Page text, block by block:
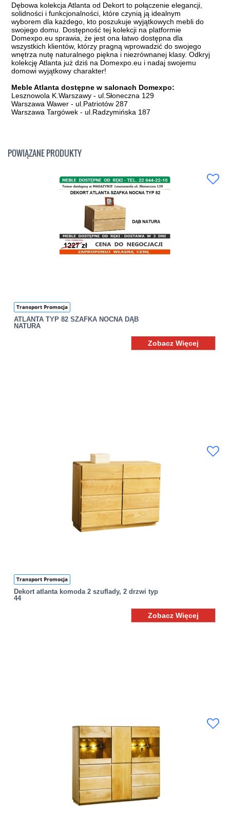
Dębowa kolekcja Atlanta od Dekort to połączenie elegancji,
solidności i funkcjonalności, które czynią ją idealnym
wyborem dla każdego, kto poszukuje wyjątkowych mebli do
swojego domu. Dostępność tej kolekcji na platformie
Domexpo.eu sprawia, że jest ona łatwo dostępna dla
wszystkich klientów, którzy pragną wprowadzić do swojego
wnętrza nutę naturalnego piękna i niezrównanej klasy. Odkryj
kolekcję Atlanta już dziś na Domexpo.eu i nadaj swojemu
domowi wyjątkowy charakter!
Meble Atlanta dostępne w salonach Domexpo:
Lesznowola K.Warszawy - ul.Słoneczna 129
Warszawa Wawer - ul.Patriotów 287
Warszawa Targówek - ul.Radzymińska 187
POWIĄZANE PRODUKTY
Transport Promocja
ATLANTA TYP 82 SZAFKA NOCNA DĄB
NATURA
Zobacz Więcej
Transport Promocja
Dekort atlanta komoda 2 szuflady, 2 drzwi typ
44
Zobacz Więcej